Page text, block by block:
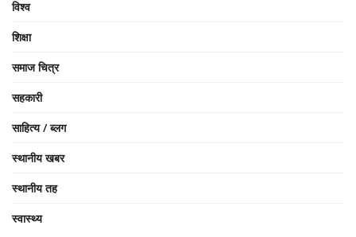
विश्व
शिक्षा
समाज चित्र
सहकारी
साहित्य / ब्लग
स्थानीय खबर
स्थानीय तह
स्वास्थ्य